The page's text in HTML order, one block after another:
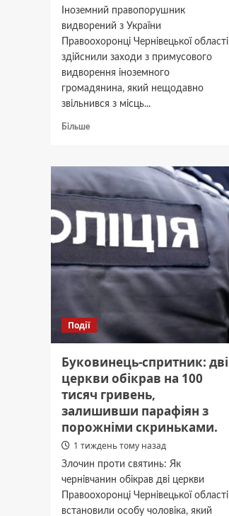
Іноземний правопорушник
видворений з України
Правоохоронці Чернівецької області
здійснили заходи з примусового
видворення іноземного
громадянина, який нещодавно
звільнився з місць...
БільшеДокладніше
Буковині
після
5
у
видворили
громадянина
Молдови.
Події
Буковинець-спритник: дві
церкви обікрав на 100
тисяч гривень,
залишивши парафіян з
порожніми скриньками.
1 тиждень тому назад
Злочин проти святинь: Як
чернівчанин обікрав дві церкви
Правоохоронці Чернівецької області
встановили особу чоловіка, який